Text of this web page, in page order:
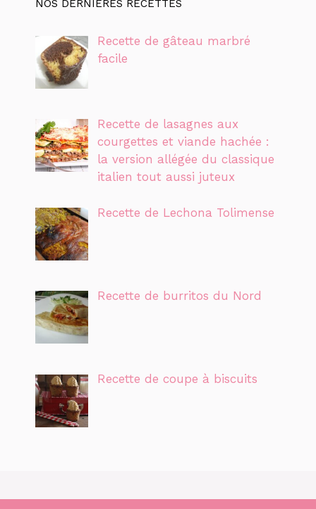
NOS DERNIÈRES RECETTES
Recette de gâteau marbré
facile
Recette de lasagnes aux
courgettes et viande hachée :
la version allégée du classique
italien tout aussi juteux
Recette de Lechona Tolimense
Recette de burritos du Nord
Recette de coupe à biscuits